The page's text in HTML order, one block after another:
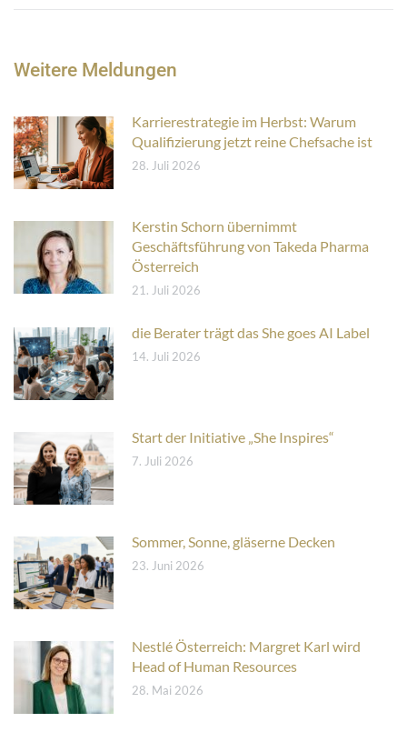
Weitere Meldungen
Karrierestrategie im Herbst: Warum
Qualifizierung jetzt reine Chefsache ist
28. Juli 2026
Kerstin Schorn übernimmt
Geschäftsführung von Takeda Pharma
Österreich
21. Juli 2026
die Berater trägt das She goes AI Label
14. Juli 2026
Start der Initiative „She Inspires“
7. Juli 2026
Sommer, Sonne, gläserne Decken
23. Juni 2026
Nestlé Österreich: Margret Karl wird
Head of Human Resources
28. Mai 2026